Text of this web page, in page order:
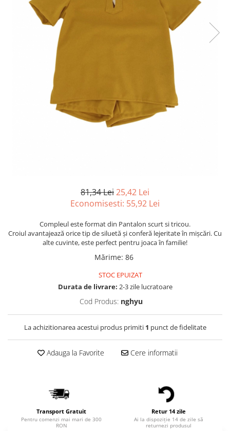
81,34 Lei25,42 Lei
Economisesti: 55,92 Lei
Compleul este format din Pantalon scurt si tricou.
Croiul avantajează orice tip de siluetă şi conferă lejeritate în mişcări. Cu
alte cuvinte, este perfect pentru joaca în familie!
Mărime: 86
STOC EPUIZAT
Durata de livrare: 2-3 zile lucratoare
Cod Produs: nghyu
La achizitionarea acestui produs primiti 1 punct de fidelitate
Adauga la Favorite Cere informatii
Transport Gratuit
Pentru comenzi mai mari de 300
RON
Retur 14 zile
Ai la dispoziție 14 de zile să
returnezi produsul